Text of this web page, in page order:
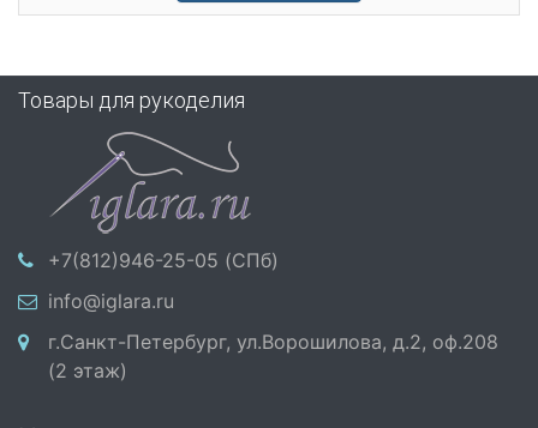
Товары для рукоделия
+7(812)946-25-05 (СПб)
info@iglara.ru
г.Санкт-Петербург, ул.Ворошилова, д.2, оф.208
(2 этаж)